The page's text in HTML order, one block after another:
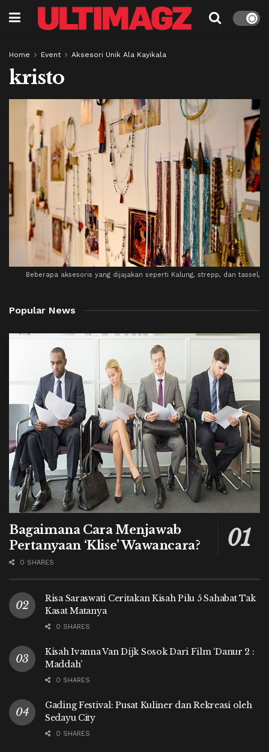
Home Event Aksesori Unik Ala Kayikala
kristo
Beberapa aksesoris yang dijajakan seperti Kalung, strepp, dan tassel,
Popular News
Bagaimana Cara Menjawab
Pertanyaan ‘Klise’ Wawancara?
0 SHARES
Risa Saraswati Ceritakan Kisah Pilu 5 Sahabat Tak
Kasat Matanya
0 SHARES
Kisah Ivanna Van Dijk Sosok Dari Film ‘Danur 2 :
Maddah’
0 SHARES
Gading Festival: Pusat Kuliner dan Rekreasi oleh
Sedayu City
0 SHARES